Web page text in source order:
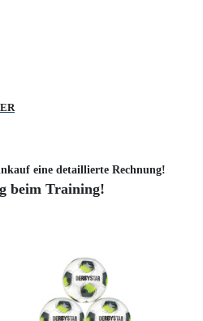
eine detaillierte Rechnung!
beim Training!